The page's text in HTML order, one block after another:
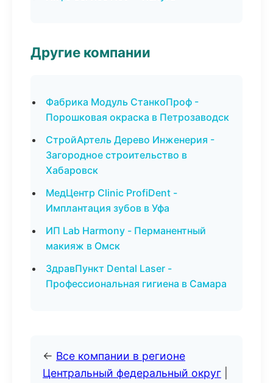
Другие компании
Фабрика Модуль СтанкоПроф -
Порошковая окраска в Петрозаводск
СтройАртель Дерево Инженерия -
Загородное строительство в
Хабаровск
МедЦентр Clinic ProfiDent -
Имплантация зубов в Уфа
ИП Lab Harmony - Перманентный
макияж в Омск
ЗдравПункт Dental Laser -
Профессиональная гигиена в Самара
← Все компании в регионе
Центральный федеральный округ